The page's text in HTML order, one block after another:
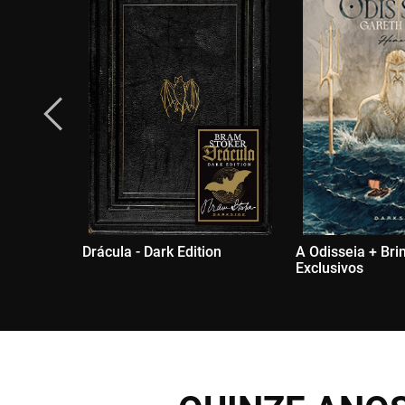
Drácula - Dark Edition
A Odisseia +
Exclusivos